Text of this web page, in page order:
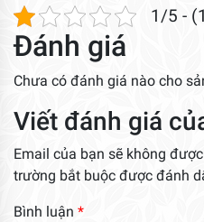
1/5 -
Đánh giá
Chưa có đánh giá nào cho
Viết đánh giá
Email của bạn sẽ không
trường bắt buộc được đánh
Bình luận *